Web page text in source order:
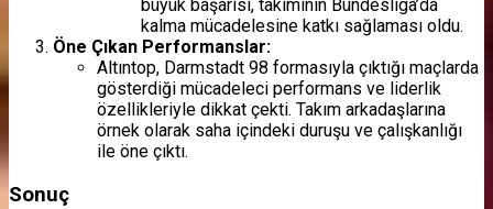
büyük başarısı, takımının Bundesliga’da
kalma mücadelesine katkı sağlaması oldu.
Öne Çıkan Performanslar:
Altıntop, Darmstadt 98 formasıyla çıktığı maçlarda
gösterdiği mücadeleci performans ve liderlik
özellikleriyle dikkat çekti. Takım arkadaşlarına
örnek olarak saha içindeki duruşu ve çalışkanlığı
ile öne çıktı.
Sonuç